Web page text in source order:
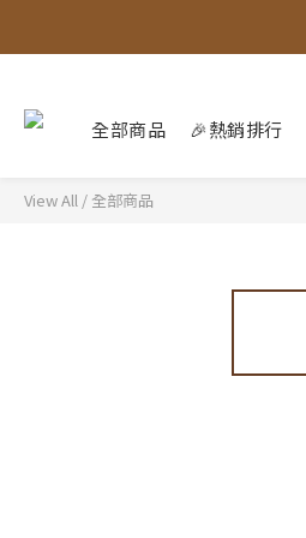
全部商品 🎉熱銷排行
View All / 全部商品